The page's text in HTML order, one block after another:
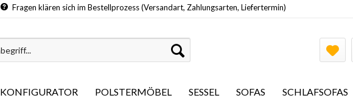
Fragen klären sich im Bestellprozess (Versandart, Zahlungsarten, Liefertermin)
KONFIGURATOR POLSTERMÖBEL SESSEL SOFAS SCHLAFSOFAS